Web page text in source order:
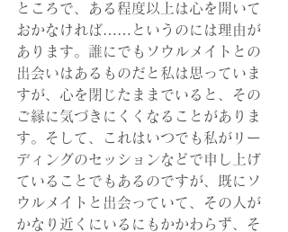
ところで、ある程度以上は心を開いて
おかなければ……というのには理由が
あります。誰にでもソウルメイトとの
出会いはあるものだと私は思っていま
すが、心を閉じたままでいると、その
ご縁に気づきにくくなることがありま
す。そして、これはいつでも私がリー
ディングのセッションなどで申し上げ
ていることでもあるのですが、既にソ
ウルメイトと出会っていて、その人が
かなり近くにいるにもかかわらず、そ